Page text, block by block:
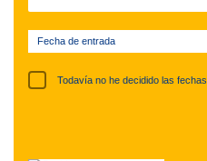
Fecha de entrada
Todavía no he decidido las fechas